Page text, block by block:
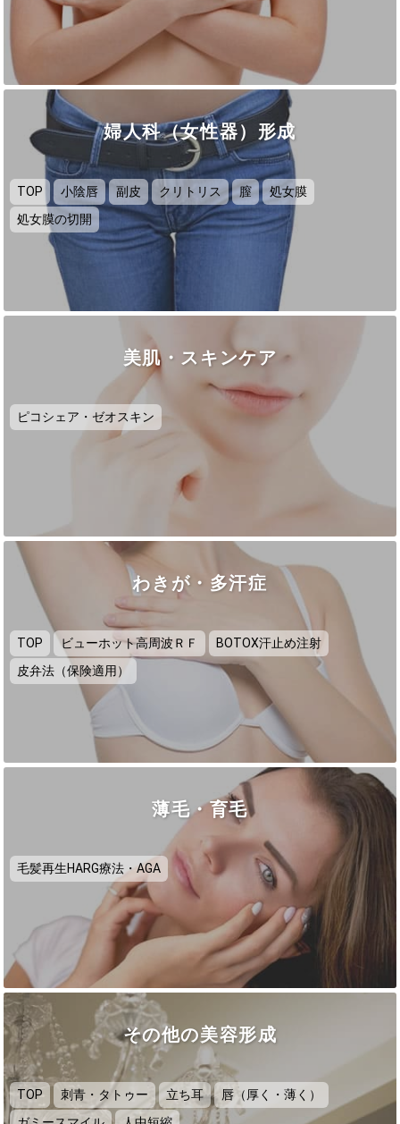
婦人科（女性器）形成
TOP 小陰唇 副皮 クリトリス 膣
処女膜
処女膜の切開
美肌・スキンケア
ピコシェア・ゼオスキン
わきが・多汗症
TOP ビューホット高周波ＲＦ
BOTOX汗止め注射
皮弁法（保険適用）
薄毛・育毛
毛髪再生HARG療法・AGA
その他の美容形成
TOP 刺青・タトゥー 立ち耳
唇（厚く・薄く）